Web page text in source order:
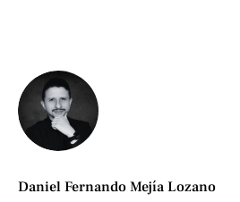
Daniel Fernando Mejía Lozano